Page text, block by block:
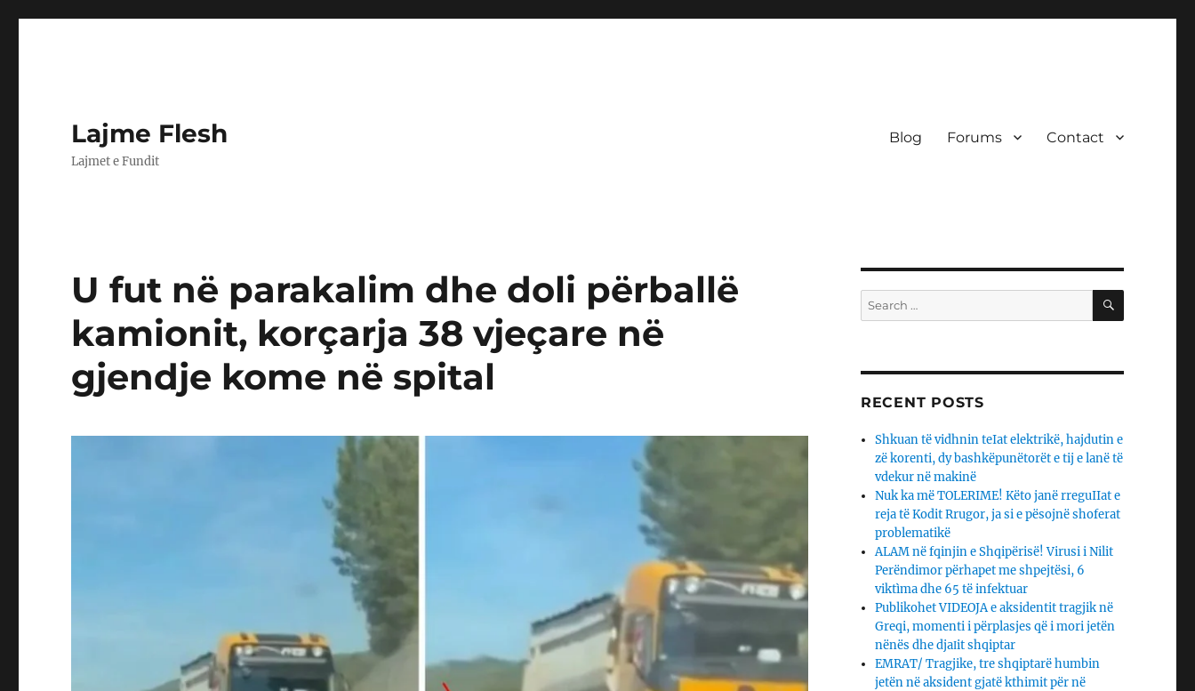
Lajme Flesh
Lajmet e Fundit
Blog Forums Contact
U fut në parakalim dhe doli përballë
kamionit, korçarja 38 vjeçare në
gjendje kome në spital
Search
for:
SEARCH
RECENT POSTS
Shkuan të vidhnin teIat elektrikë, hajdutin e
zë korenti, dy bashkëpunëtorët e tij e lanë të
vdekur në makinë
Nuk ka më TOLERIME! Këto janë rreguIIat e
reja të Kodit Rrugor, ja si e pësojnë shoferat
problematikë
ALAM në fqinjin e Shqipërisë! Virusi i Nilit
Perëndimor përhapet me shpejtësi, 6
viktìma dhe 65 të infektuar
Publikohet VIDEOJA e aksidentit tragjik në
Greqi, momenti i përplasjes që i mori jetën
nënës dhe djaΙit shqiptar
EMRAT/ Tragjike, tre shqiptarë humbin
jetën në aksident gjatë kthimit për në